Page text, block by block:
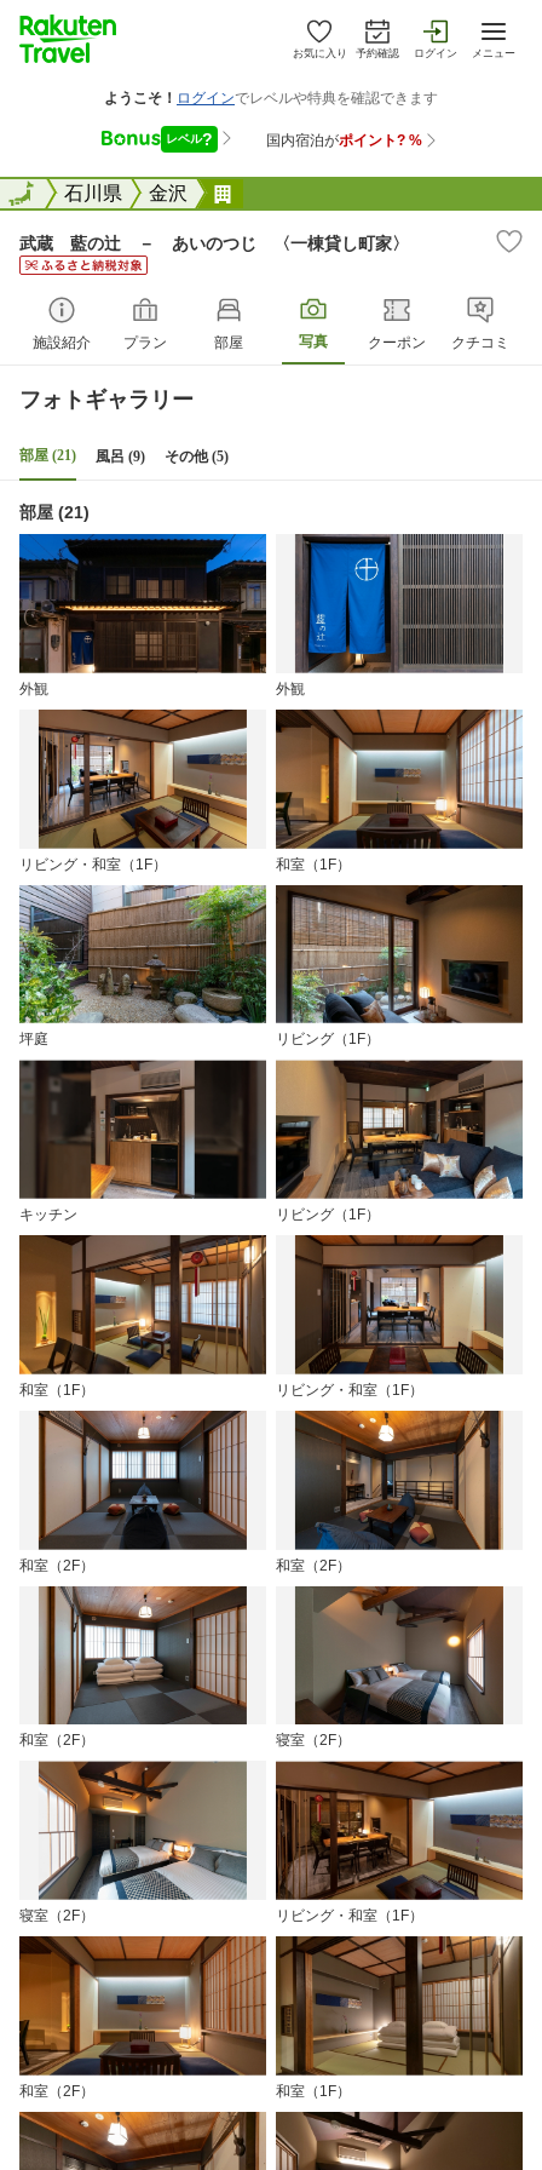
お気に入り 予約確認 ログイン メニュー
全国石川県 金沢
全国
武蔵 藍の辻 － あいのつじ 〈一棟貸し町家〉
施設紹介 プラン 部屋 写真 クーポン クチコミ
フォトギャラリー
部屋 (21) 風呂 (9) その他 (5)
部屋 (21)
外観 外観
リビング・和室（1F） 和室（1F）
坪庭 リビング（1F）
キッチン リビング（1F）
和室（1F） リビング・和室（1F）
和室（2F） 和室（2F）
和室（2F） 寝室（2F）
寝室（2F） リビング・和室（1F）
和室（2F） 和室（1F）